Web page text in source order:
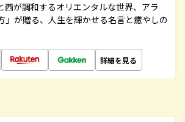
西が調和するオリエンタルな世界、アラ
」が贈る、人生を輝かせる名言と癒やしの
詳細を見る